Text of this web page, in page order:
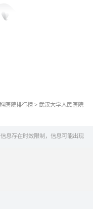
医院排行榜 > 武汉大学人民医院
息存在时效限制，信息可能出现